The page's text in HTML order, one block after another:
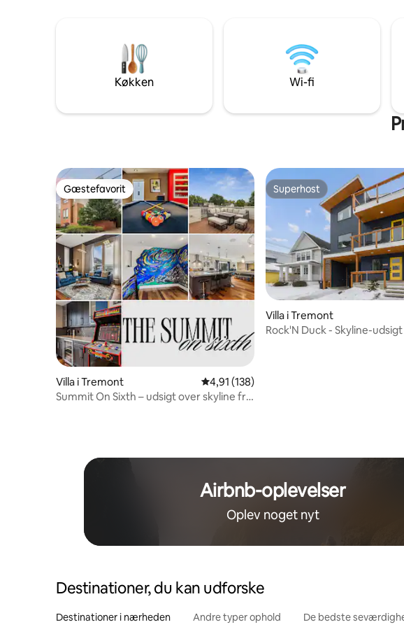
belysning, spilstue, pejs og eksklusivt
en besked. Vi håber at være vært for dig
Køkken Wi-fi
Gæstefavorit
Gæstefavorit
Villa i Tremont 4,91 ud af 5 i gennemsnitlig bedømmelse,
4,91 (138)
Summit On Sixth – udsigt over skyline fra
Superhost
Superhost
Villa i Tremont
Rock'N Duck - Skyline-
Airbnb-oplevelser
Oplev noget nyt
Destinationer, du kan udforske
Destinationer i nærheden Andre typer ophold De bedste